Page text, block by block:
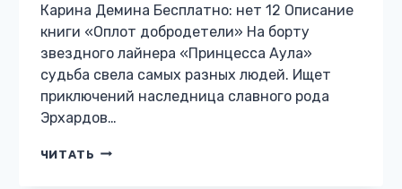
Карина Демина Бесплатно: нет 12 Описание
книги «Оплот добродетели» На борту
звездного лайнера «Принцесса Аула»
судьба свела самых разных людей. Ищет
приключений наследница славного рода
Эрхардов…
ЧИТАТЬ ОПЛОТ